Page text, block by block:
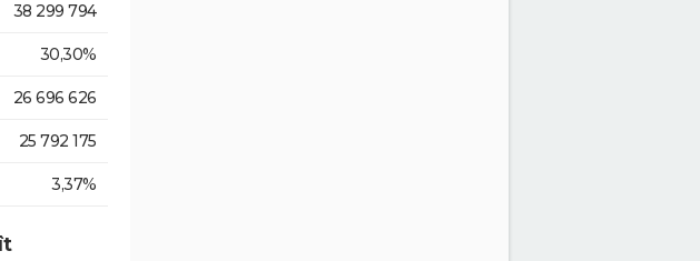
38 299 794
30,30%
26 696 626
25 792 175
3,37%